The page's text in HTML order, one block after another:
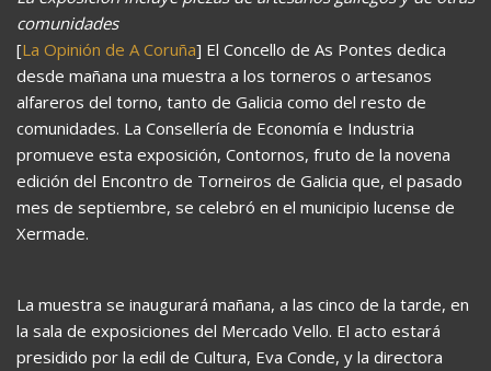
comunidades
[La Opinión de A Coruña] El Concello de As Pontes dedica
desde mañana una muestra a los torneros o artesanos
alfareros del torno, tanto de Galicia como del resto de
comunidades. La Consellería de Economía e Industria
promueve esta exposición, Contornos, fruto de la novena
edición del Encontro de Torneiros de Galicia que, el pasado
mes de septiembre, se celebró en el municipio lucense de
Xermade.
La muestra se inaugurará mañana, a las cinco de la tarde, en
la sala de exposiciones del Mercado Vello. El acto estará
presidido por la edil de Cultura, Eva Conde, y la directora